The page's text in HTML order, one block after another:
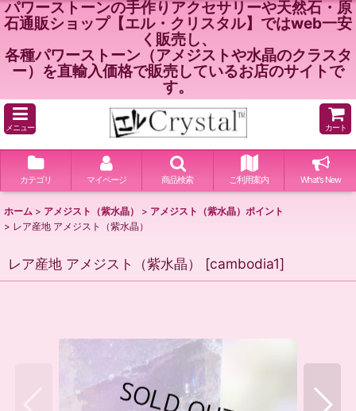
パワーストーンの手作りアクセサリーや天然石・原
石通販ショップ【エル・クリスタル】ではweb一安
く販売し、
各種パワーストーン（アメジストや水晶のクラスタ
ー）を直輸入価格で販売しているお店のサイトで
す。
メニュー カート
カテゴリ マイページ 商品検索 ご利用案内 What's New
ホーム > アメジスト（紫水晶） > アメジスト（紫水晶）ポイント
> レア産地 アメジスト（紫水晶）
レア産地 アメジスト（紫水晶） [cambodia1]